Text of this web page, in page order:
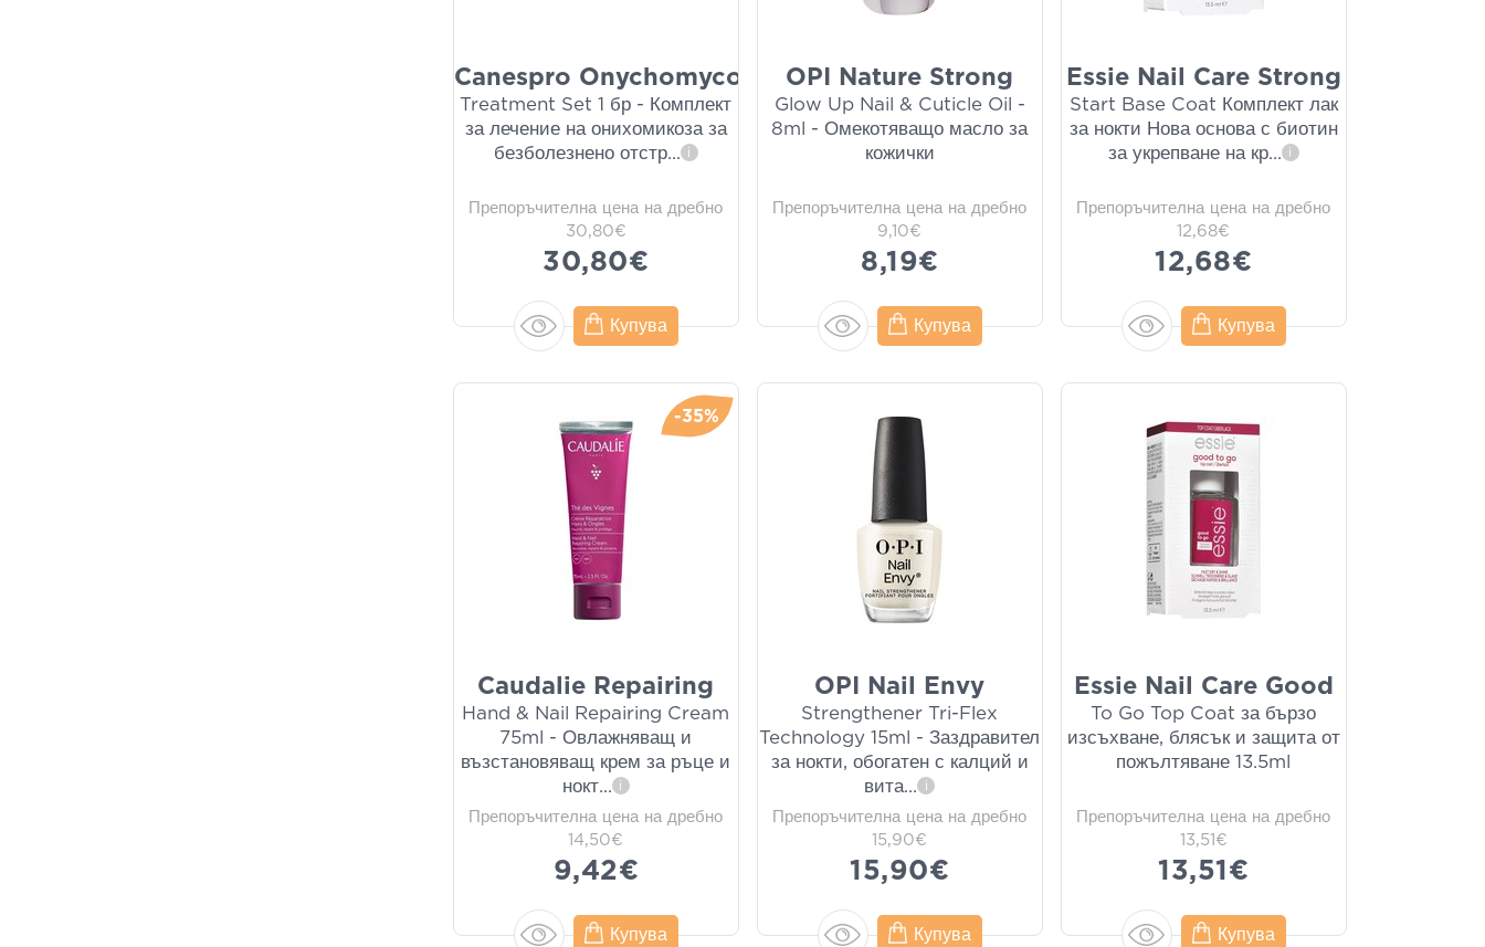
Canespro Onychomycosis
Treatment Set 1 бр - Комплект
за лечение на онихомикоза за
безболезнено отстр... i
Препоръчителна цена на дребно
30,80€
30,80€
Купува
OPI Nature Strong
Glow Up Nail & Cuticle Oil -
8ml - Омекотяващо масло за
кожички
Препоръчителна цена на дребно
9,10€
8,19€
Купува
Essie Nail Care Strong
Start Base Coat Комплект лак
за нокти Нова основа с биотин
за укрепване на кр... i
Препоръчителна цена на дребно
12,68€
12,68€
Купува
-35%
Caudalie Repairing
Hand & Nail Repairing Cream
75ml - Овлажняващ и
възстановяващ крем за ръце и
нокт... i
Препоръчителна цена на дребно
14,50€
9,42€
Купува
OPI Nail Envy
Strengthener Tri-Flex
Technology 15ml - Заздравител
за нокти, обогатен с калций и
вита... i
Препоръчителна цена на дребно
15,90€
15,90€
Купува
Essie Nail Care Good
To Go Top Coat за бързо
изсъхване, блясък и защита от
пожълтяване 13.5ml
Препоръчителна цена на дребно
13,51€
13,51€
Купува